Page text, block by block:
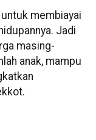
membiayai
Jadi
masing-
anak, mampu